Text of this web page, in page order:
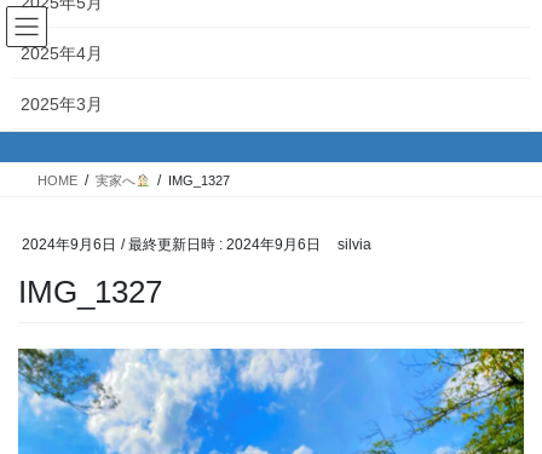
コ
ン
へ
ス
ナ
ビ
ョ
ン
HOME 実家へ IMG_1327
2024年9月6日 / 最終更新日時 : 2024年9月6日 silvia
IMG_1327
2025年4月
2025年3月
2024年12月
2024年11月
2024年10月
2024年9月